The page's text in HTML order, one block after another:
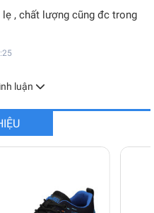
lẹ , chất lượng cũng đc trong
luận